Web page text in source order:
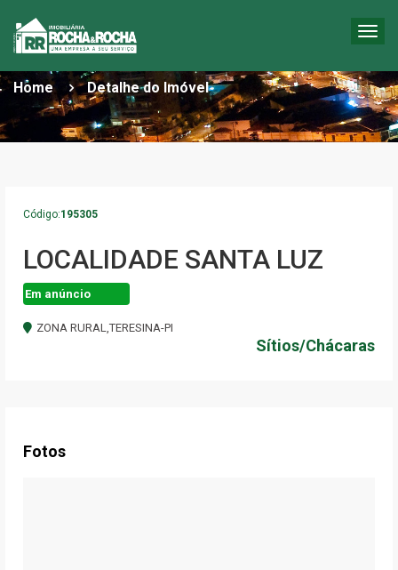
DETALHES DO IMÓVEL
Home Detalhe do Imóvel
Código:195305
LOCALIDADE SANTA LUZ
Em anúncio
ZONA RURAL,TERESINA-PI
Sítios/Chácaras
Fotos